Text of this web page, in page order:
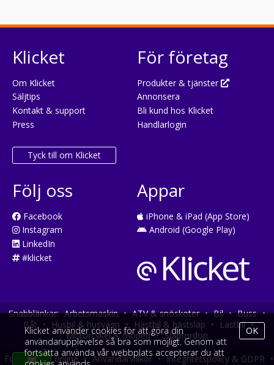
Klicket
Om Klicket
Säljtips
Kontakt & support
Press
Tyck till om Klicket
För företag
Produkter & tjänster
Annonsera
Bli kund hos Klicket
Handlarlogin
Följ oss
Facebook
Instagram
LinkedIn
#klicket
Appar
iPhone & iPad (App Store)
Android (Google Play)
Snabblänkar: Arbetsmaskin • ATV & snöskoter • Bil • Buss •
Båt • Husbil & husvagn • Hästbil & hästsläp • Lastbil •
Motorcykel & moped • Släpfordon
Fordonsköp online • Användarvillkor • Integritetspolicy & GDPR •
Klicket använder cookies för att göra din
användarupplevelse så bra som möjligt. Genom att
fortsätta använda vår webbplats accepterar du att
OK